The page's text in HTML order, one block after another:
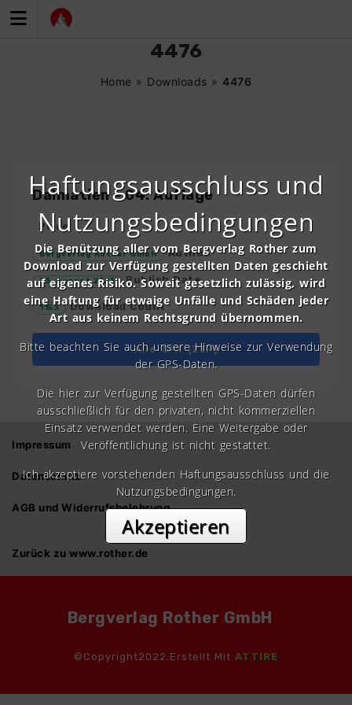
Inhalt
4476
Home » Downloads » 4476
Dalmatien – 04. Auflage
Price
Bergverlag Rother GmbH Author
23. August 2023 Publish Date
1153 Download Count
Alle GPX (ZIP)
Impressum
Datenschutz
AGB und Widerrufsbelehrung
Zurück zu www.rother.de
Bergverlag Rother GmbH
©Copyright2022.Erstellt Mit ATTIRE
Haftungsausschluss und
Nutzungsbedingungen
Die Benützung aller vom Bergverlag Rother zum
Download zur Verfügung gestellten Daten geschieht
auf eigenes Risiko. Soweit gesetzlich zulässig, wird
eine Haftung für etwaige Unfälle und Schäden jeder
Art aus keinem Rechtsgrund übernommen.
Bitte beachten Sie auch unsere Hinweise zur Verwendung
der GPS-Daten.
Die hier zur Verfügung gestellten GPS-Daten dürfen
ausschließlich für den privaten, nicht kommerziellen
Einsatz verwendet werden. Eine Weitergabe oder
Veröffentlichung ist nicht gestattet.
Ich akzeptiere vorstehenden Haftungsausschluss und die
Nutzungsbedingungen.
Akzeptieren